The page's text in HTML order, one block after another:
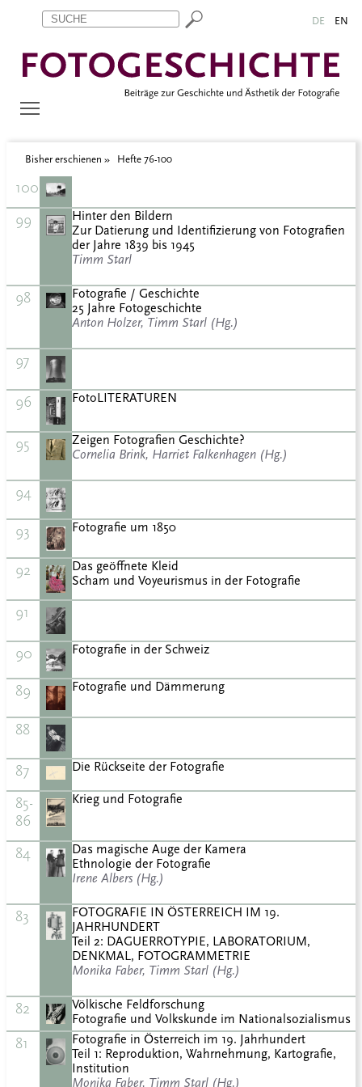
Zum Inhalt springen
Aktuelle Seite: Hefte 76-100 DE EN
Bisher erschienen Hefte 76-100
100
99
Hinter den Bildern
Zur Datierung und Identifizierung von Fotografien
der Jahre 1839 bis 1945
Timm Starl
98
Fotografie / Geschichte
25 Jahre Fotogeschichte
Anton Holzer, Timm Starl (Hg.)
97
96 FotoLITERATUREN
95
Zeigen Fotografien Geschichte?
Cornelia Brink, Harriet Falkenhagen (Hg.)
94
93 Fotografie um 1850
92
Das geöffnete Kleid
Scham und Voyeurismus in der Fotografie
91
90 Fotografie in der Schweiz
89 Fotografie und Dämmerung
88
87 Die Rückseite der Fotografie
85-
86
Krieg und Fotografie
84
Das magische Auge der Kamera
Ethnologie der Fotografie
Irene Albers (Hg.)
83
FOTOGRAFIE IN ÖSTERREICH IM 19.
JAHRHUNDERT
Teil 2: DAGUERROTYPIE, LABORATORIUM,
DENKMAL, FOTOGRAMMETRIE
Monika Faber, Timm Starl (Hg.)
82
Völkische Feldforschung
Fotografie und Volkskunde im Nationalsozialismus
81
Fotografie in Österreich im 19. Jahrhundert
Teil 1: Reproduktion, Wahrnehmung, Kartografie,
Institution
Monika Faber, Timm Starl (Hg.)